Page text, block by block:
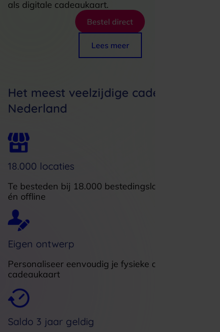
als digitale cadeaukaart.
Bestel direct
Lees meer
Het meest veelzijdige cadeau van
Nederland
18.000 locaties
Te besteden bij 18.000 bestedingslocaties, online
én offline
Eigen ontwerp
Personaliseer eenvoudig je fysieke of digitale
cadeaukaart
Saldo 3 jaar geldig